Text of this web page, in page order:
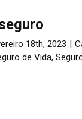
18th, 2023 |
de Vida,